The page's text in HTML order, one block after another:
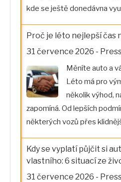
kde se ještě donedávna
Proč je léto nejlepší čas
31 července 2026 -
Měníte auto a
Léto má pro
několik výhod,
zapomíná. Od lepších
některých vozů přes
Kdy se vyplatí půjčit si
vlastního: 6 situací ze
31 července 2026 -